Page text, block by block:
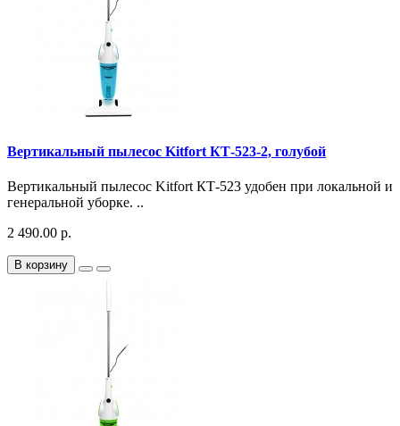
Вертикальный пылесос Kitfort КТ-523-2, голубой
Вертикальный пылесос Kitfort КТ-523 удобен при локальной и
генеральной уборке. ..
2 490.00 р.
В корзину